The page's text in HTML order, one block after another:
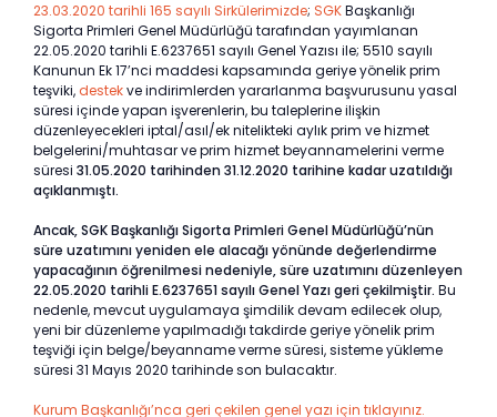
23.03.2020 tarihli 165 sayılı Sirkülerimizde; SGKBaşkanlığı
Sigorta Primleri Genel Müdürlüğü tarafından yayımlanan
22.05.2020 tarihli E.6237651 sayılı Genel Yazısı ile; 5510 sayılı
Kanunun Ek 17’nci maddesi kapsamında geriye yönelik prim
teşviki, destekve indirimlerden yararlanma başvurusunu yasal
süresi içinde yapan işverenlerin, bu taleplerine ilişkin
düzenleyecekleri iptal/asıl/ek nitelikteki aylık prim ve hizmet
belgelerini/muhtasar ve prim hizmet beyannamelerini verme
süresi 31.05.2020 tarihinden 31.12.2020 tarihine kadar uzatıldığı
açıklanmıştı.
Ancak, SGK Başkanlığı Sigorta Primleri Genel Müdürlüğü’nün
süre uzatımını yeniden ele alacağı yönünde değerlendirme
yapacağının öğrenilmesi nedeniyle, süre uzatımını düzenleyen
22.05.2020 tarihli E.6237651 sayılı Genel Yazı geri çekilmiştir. Bu
nedenle, mevcut uygulamaya şimdilik devam edilecek olup,
yeni bir düzenleme yapılmadığı takdirde geriye yönelik prim
teşviği için belge/beyanname verme süresi, sisteme yükleme
süresi 31 Mayıs 2020 tarihinde son bulacaktır.
Kurum Başkanlığı’nca geri çekilen genel yazı için tıklayınız.